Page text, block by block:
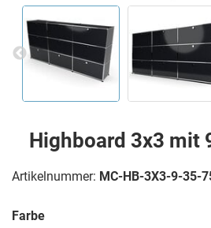
Highboard 3x3 mit
Artikelnummer: MC-HB-3X3-9-35-
Farbe